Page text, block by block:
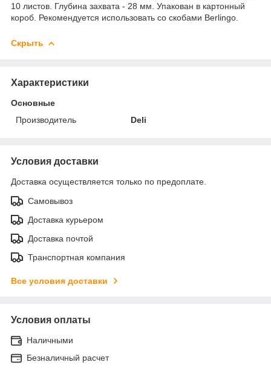
10 листов. Глубина захвата - 28 мм. Упакован в картонный
короб. Рекомендуется использовать со скобами Berlingo.
Скрыть
Характеристики
Основные
Производитель
Deli
Условия доставки
Доставка осуществляется только по предоплате.
Самовывоз
Доставка курьером
Доставка почтой
Транспортная компания
Все условия доставки
Условия оплаты
Наличными
Безналичный расчет